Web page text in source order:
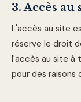
3. Accès au
L'accès au site
réserve le droit
l'accès au site à
pour des